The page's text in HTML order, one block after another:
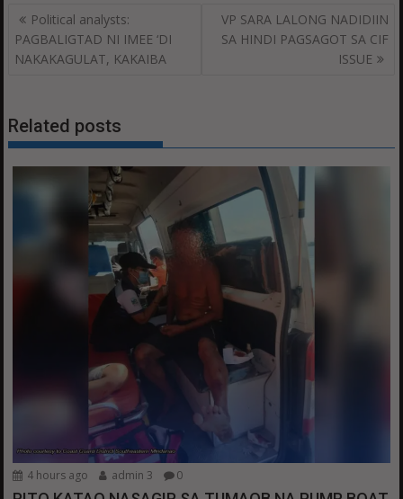
Post
navigation
Political analysts:
PAGBALIGTAD NI IMEE ‘DI
NAKAKAGULAT, KAKAIBA
VP SARA LALONG NADIDIIN
SA HINDI PAGSAGOT SA CIF
ISSUE
Related posts
4 hours ago admin 3 0